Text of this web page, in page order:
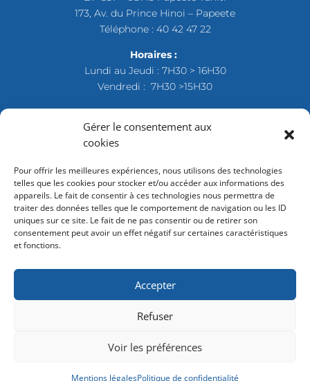
Gérer le consentement aux
cookies
Pour offrir les meilleures expériences, nous utilisons des technologies
telles que les cookies pour stocker et/ou accéder aux informations des
appareils. Le fait de consentir à ces technologies nous permettra de
traiter des données telles que le comportement de navigation ou les ID
uniques sur ce site. Le fait de ne pas consentir ou de retirer son
consentement peut avoir un effet négatif sur certaines caractéristiques
et fonctions.
Accepter
Refuser
Voir les préférences
Mentions légalesPolitique de confidentialité
173, Av. du Prince Hinoi – Papeete
Téléphone : 40 42 47 22
Horaires :
Lundi au Jeudi : 7H30 > 16H30
Vendredi : 7H30 >15H30